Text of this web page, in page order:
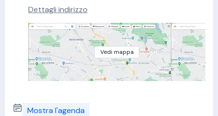
Dettagli indirizzo
Vedi mappa
Mostra l'agenda